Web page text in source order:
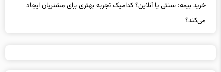
خرید بیمه: سنتی یا آنلاین؟ کدامیک تجربه بهتری برای مشتریان ایجاد
می‌کند؟